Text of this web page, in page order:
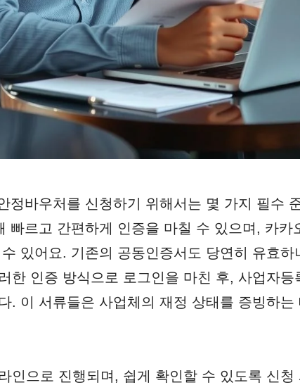
정바우처를 신청하기 위해서는 몇 가지 필수
빠르고 간편하게 인증을 마칠 수 있으며, 카카
있어요. 기존의 공동인증서도 당연히 유효하
한 인증 방식으로 로그인을 마친 후, 사업자등
. 이 서류들은 사업체의 재정 상태를 증빙하는
인으로 진행되며, 쉽게 확인할 수 있도록 신청